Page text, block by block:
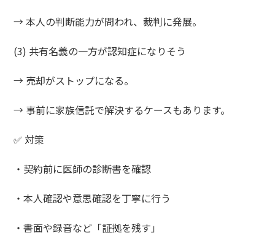
→ 本人の判断能力が問われ、裁判に発展。
(3) 共有名義の一方が認知症になりそう
→ 売却がストップになる。
→ 事前に家族信託で解決するケースもあります。
✅ 対策
・契約前に医師の診断書を確認
・本人確認や意思確認を丁寧に行う
・書面や録音など「証拠を残す」